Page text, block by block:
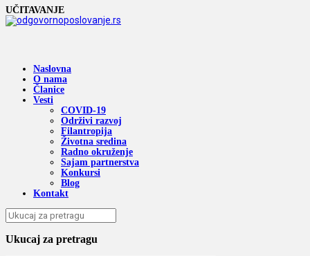
UČITAVANJE
Naslovna
O nama
Članice
Vesti
COVID-19
Održivi razvoj
Filantropija
Životna sredina
Radno okruženje
Sajam partnerstva
Konkursi
Blog
Kontakt
Ukucaj za pretragu